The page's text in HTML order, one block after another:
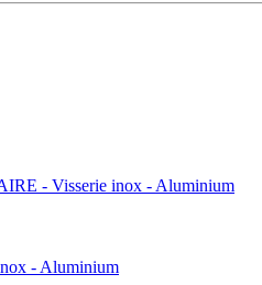
- Visserie inox - Aluminium
- Aluminium